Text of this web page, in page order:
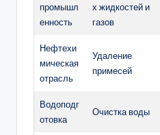
промышл
енность
х жидкостей и
газов
Нефтехи
мическая
отрасль
Удаление
примесей
Водоподг
отовка
Очистка воды